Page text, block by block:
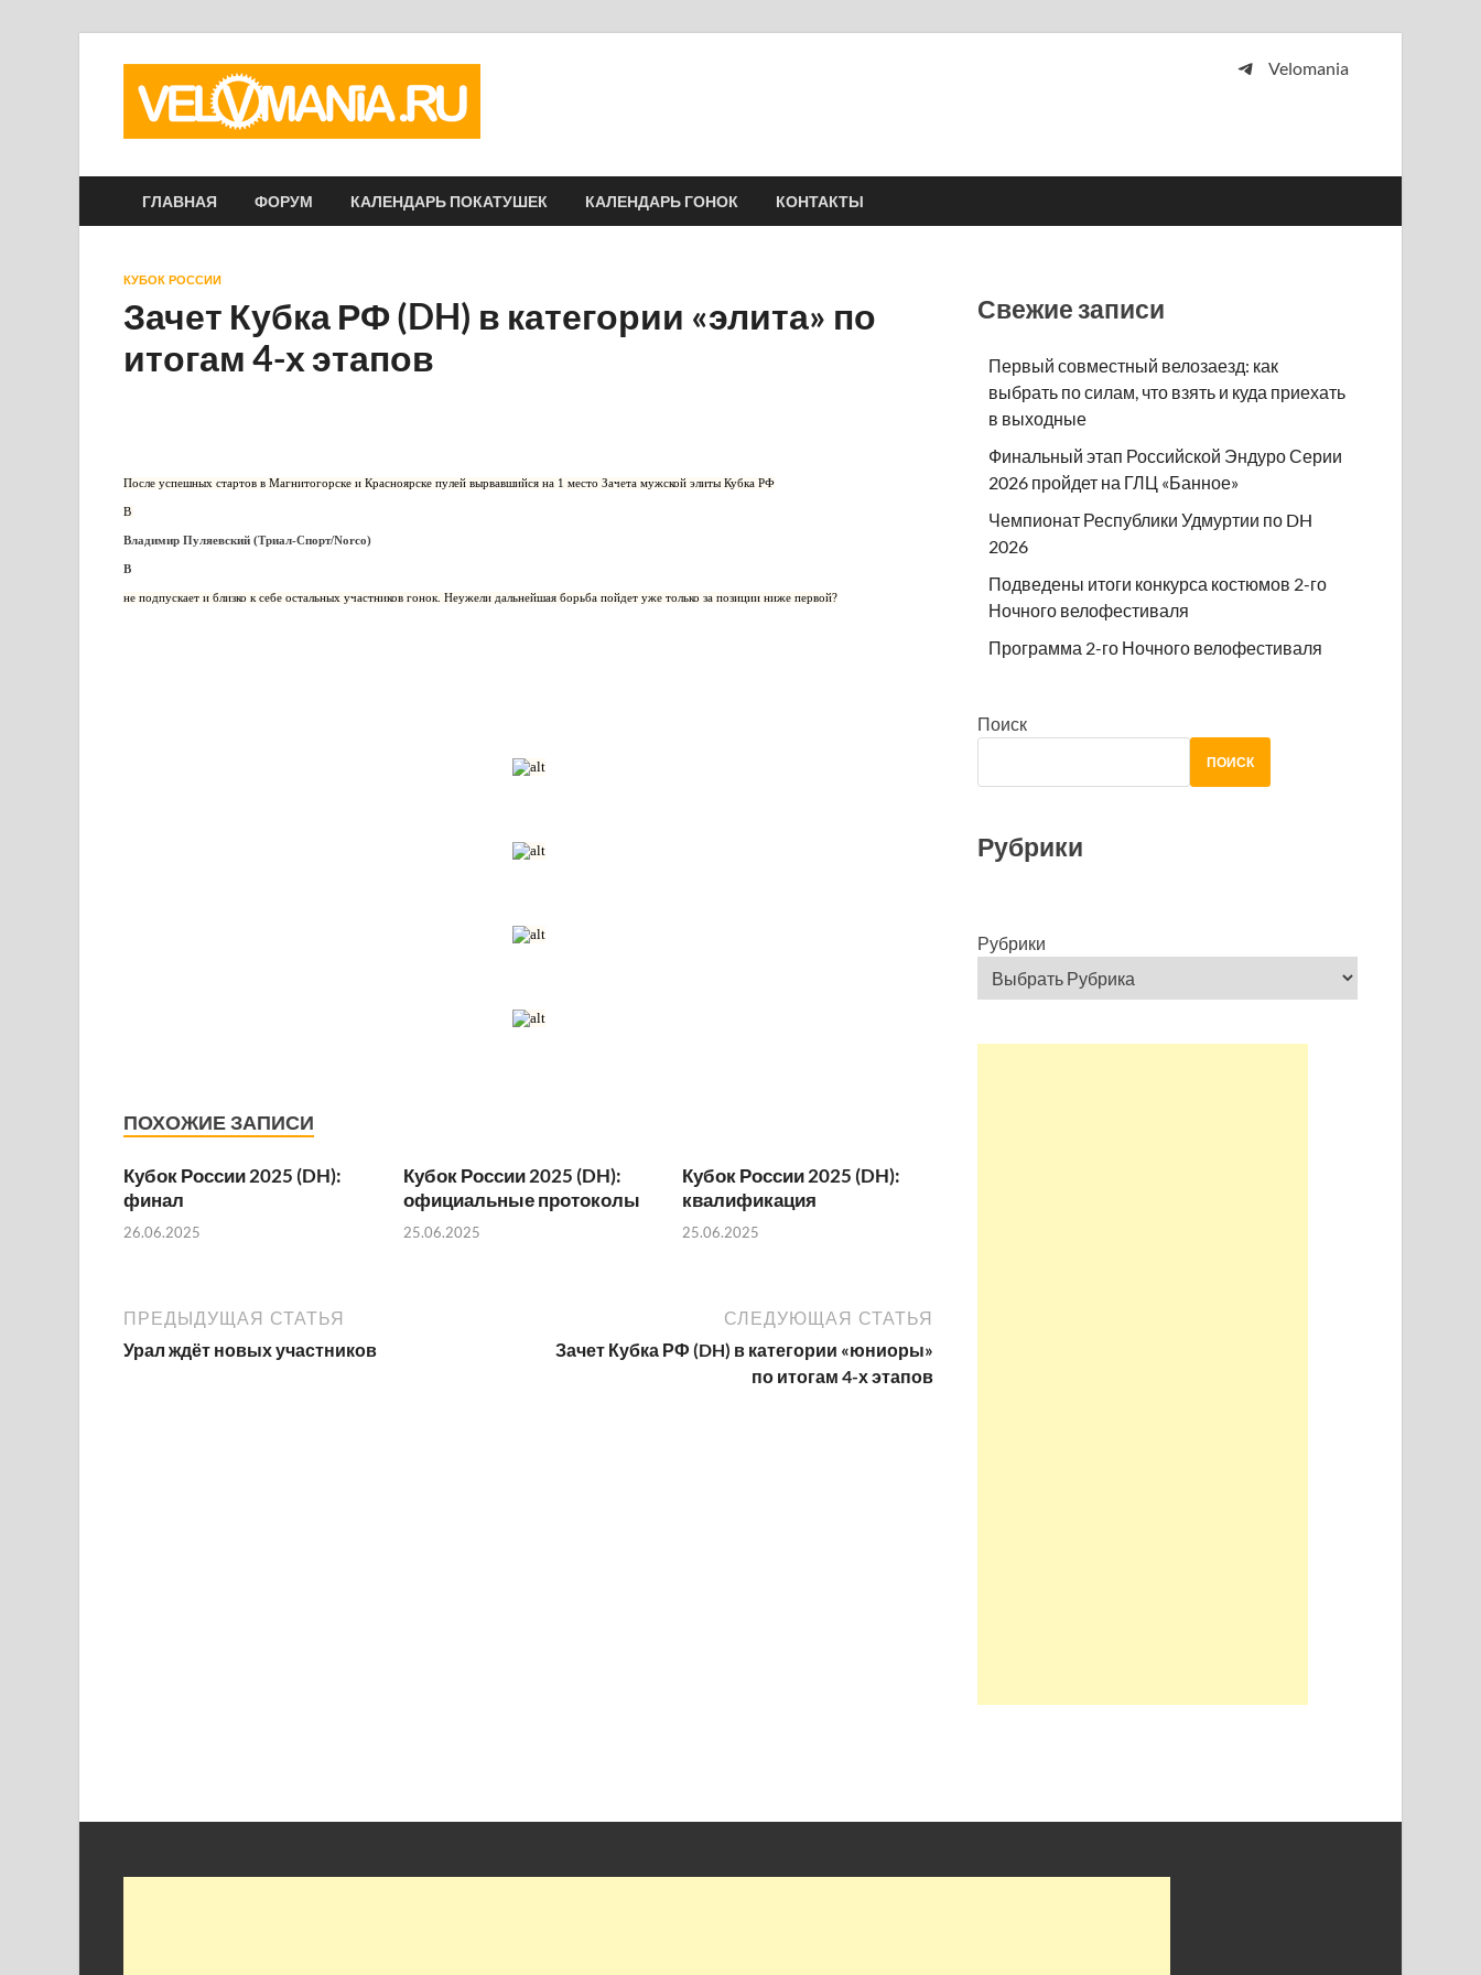
Velomania
ГЛАВНАЯ ФОРУМ КАЛЕНДАРЬ ПОКАТУШЕК КАЛЕНДАРЬ ГОНОК КОНТАКТЫ
КУБОК РОССИИ
Зачет Кубка РФ (DH) в категории «элита» по
итогам 4-х этапов
После успешных стартов в Магнитогорске и Красноярске пулей вырвавшийся на 1 место Зачета мужской элиты Кубка РФ
В
Владимир Пуляевский (Триал-Спорт/Norco)
В
не подпускает и близко к себе остальных участников гонок. Неужели дальнейшая борьба пойдет уже только за позиции ниже первой?
ПОХОЖИЕ ЗАПИСИ
Кубок России 2025 (DH):
финал
26.06.2025
Кубок России 2025 (DH):
официальные протоколы
25.06.2025
Кубок России 2025 (DH):
квалификация
25.06.2025
ПРЕДЫДУЩАЯ СТАТЬЯ
Урал ждёт новых участников
СЛЕДУЮЩАЯ СТАТЬЯ
Зачет Кубка РФ (DH) в категории «юниоры»
по итогам 4-х этапов
Свежие записи
Первый совместный велозаезд: как
выбрать по силам, что взять и куда приехать
в выходные
Финальный этап Российской Эндуро Серии
2026 пройдет на ГЛЦ «Банное»
Чемпионат Республики Удмуртии по DH
2026
Подведены итоги конкурса костюмов 2-го
Ночного велофестиваля
Программа 2-го Ночного велофестиваля
Поиск
ПОИСК
Рубрики
Рубрики